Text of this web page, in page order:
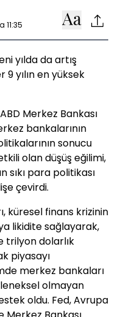
11:35
yılda da artış
yılın en yüksek
Merkez Bankası
bankalarının
sonucu
olan düşüş eğilimi,
sıkı para politikası
çevirdi.
küresel finans krizinin
likidite sağlayarak,
trilyon dolarlık
piyasayı
merkez bankaları
olmayan
oldu. Fed, Avrupa